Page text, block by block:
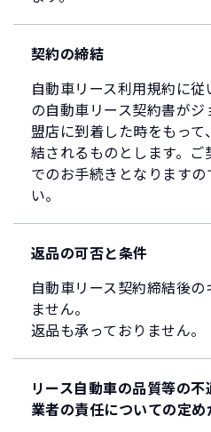
契約の締結
自動車リース利用規約に
の自動車リース契約書が
盟店に到着した時をもっ
結されるものとします。
でのお手続きとなります
い。
返品の可否と条件
自動車リース契約締結後
ません。
返品も承っておりません。
リース自動車の品質等の
業者の責任についての定